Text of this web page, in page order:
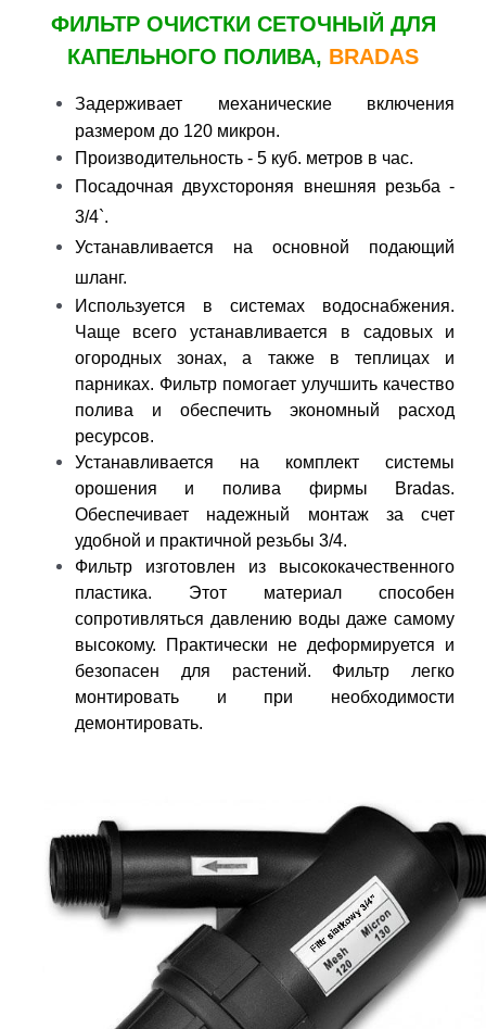
ФИЛЬТР ОЧИСТКИ СЕТОЧНЫЙ ДЛЯ
КАПЕЛЬНОГО ПОЛИВА, BRADAS
Задерживает механические включения
размером до 120 микрон.
Производительность - 5 куб. метров в час.
Посадочная двухстороняя внешняя резьба -
3/4`.
Устанавливается на основной подающий
шланг.
Используется в системах водоснабжения.
Чаще всего устанавливается в садовых и
огородных зонах, а также в теплицах и
парниках. Фильтр помогает улучшить качество
полива и обеспечить экономный расход
ресурсов.
Устанавливается на комплект системы
орошения и полива фирмы Bradas.
Обеспечивает надежный монтаж за счет
удобной и практичной резьбы 3/4.
Фильтр изготовлен из высококачественного
пластика. Этот материал способен
сопротивляться давлению воды даже самому
высокому. Практически не деформируется и
безопасен для растений. Фильтр легко
монтировать и при необходимости
демонтировать.